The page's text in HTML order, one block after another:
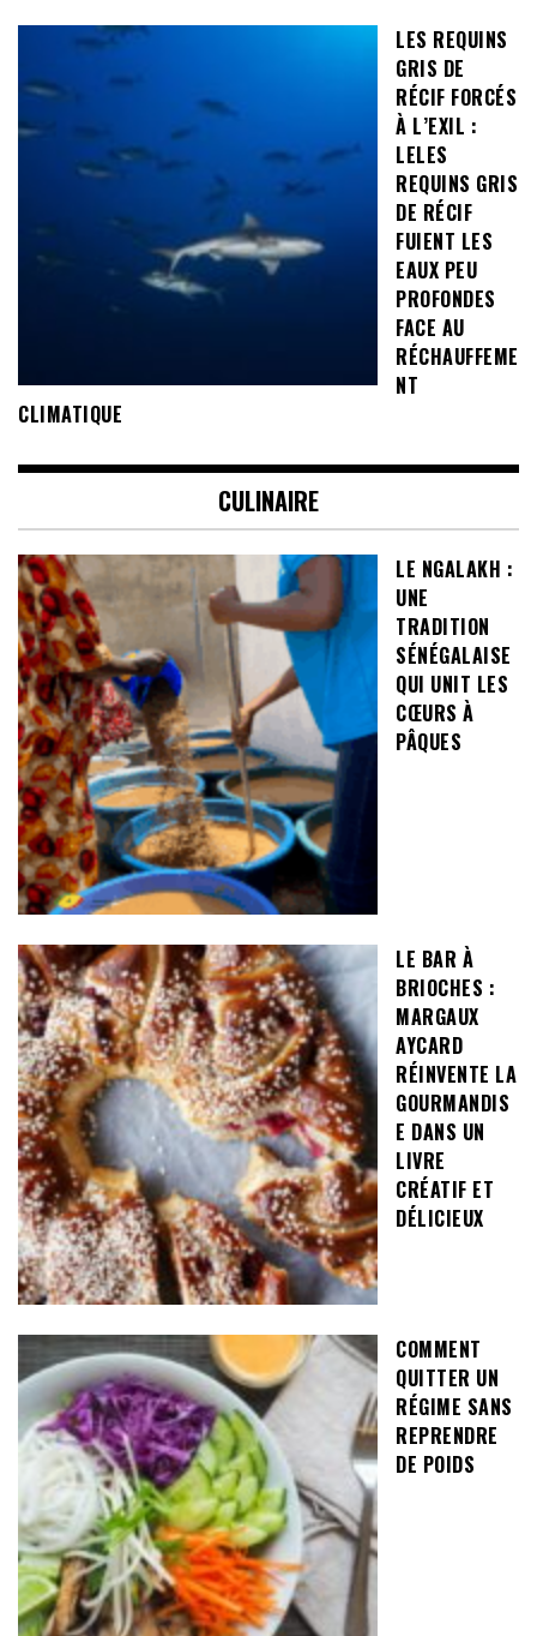
LES REQUINS
GRIS DE
RÉCIF FORCÉS
À L’EXIL :
LELES
REQUINS GRIS
DE RÉCIF
FUIENT LES
EAUX PEU
PROFONDES
FACE AU
RÉCHAUFFEME
NT
CLIMATIQUE
CULINAIRE
LE NGALAKH :
UNE
TRADITION
SÉNÉGALAISE
QUI UNIT LES
CŒURS À
PÂQUES
LE BAR À
BRIOCHES :
MARGAUX
AYCARD
RÉINVENTE LA
GOURMANDIS
E DANS UN
LIVRE
CRÉATIF ET
DÉLICIEUX
COMMENT
QUITTER UN
RÉGIME SANS
REPRENDRE
DE POIDS